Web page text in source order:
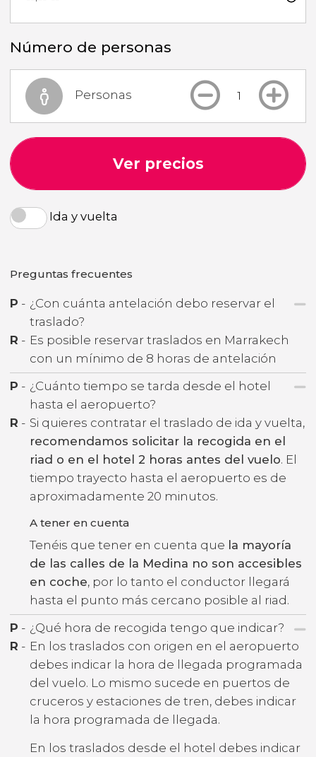
Número de personas
Personas
Ver precios
Ida y vuelta
Preguntas frecuentes
P - ¿Con cuánta antelación debo reservar el
traslado?
R - Es posible reservar traslados en Marrakech
con un mínimo de 8 horas de antelación
P - ¿Cuánto tiempo se tarda desde el hotel
hasta el aeropuerto?
R - Si quieres contratar el traslado de ida y vuelta,
recomendamos solicitar la recogida en el
riad o en el hotel 2 horas antes del vuelo. El
tiempo trayecto hasta el aeropuerto es de
aproximadamente 20 minutos.
A tener en cuenta
Tenéis que tener en cuenta que la mayoría
de las calles de la Medina no son accesibles
en coche, por lo tanto el conductor llegará
hasta el punto más cercano posible al riad.
P - ¿Qué hora de recogida tengo que indicar?
R - En los traslados con origen en el aeropuerto
debes indicar la hora de llegada programada
del vuelo. Lo mismo sucede en puertos de
cruceros y estaciones de tren, debes indicar
la hora programada de llegada.
En los traslados desde el hotel debes indicar